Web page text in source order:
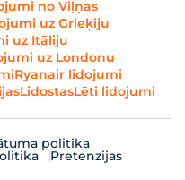
no Viļņas
uz Grieķiju
uz Itāliju
uz Londonu
Ryanair lidojumi
LidostasLēti lidojumi
politika
Pretenzijas